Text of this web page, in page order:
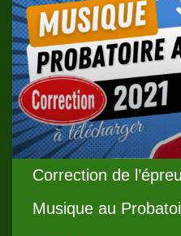
Correction de
Musique au